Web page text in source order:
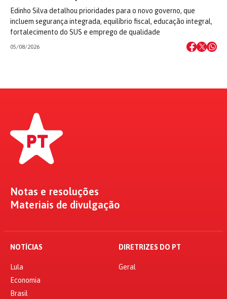
Edinho Silva detalhou prioridades para o novo governo, que
incluem segurança integrada, equilíbrio fiscal, educação integral,
fortalecimento do SUS e emprego de qualidade
05/08/2026
Notas e resoluções
Materiais de divulgação
NOTÍCIAS
Lula
Economia
Brasil
DIRETRIZES DO PT
Geral